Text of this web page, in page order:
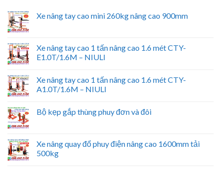
Xe nâng tay cao mini 260kg nâng cao 900mm
Xe nâng tay cao 1 tấn nâng cao 1.6 mét CTY-
E1.0T/1.6M – NIULI
Xe nâng tay cao 1 tấn nâng cao 1.6 mét CTY-
A1.0T/1.6M – NIULI
Bộ kẹp gắp thùng phuy đơn và đôi
Xe nâng quay đổ phuy điện nâng cao 1600mm tải
500kg